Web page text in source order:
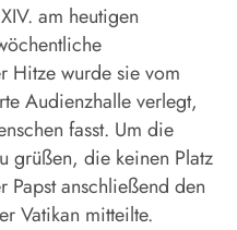
am heutigen
Hitze wurde sie vom
Audienzhalle verlegt,
fasst. Um die
grüßen, die keinen Platz
anschließend den
Vatikan mitteilte.